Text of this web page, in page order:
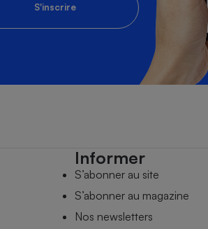
S'inscrire
Informer
S’abonner au site
S’abonner au magazine
Nos newsletters